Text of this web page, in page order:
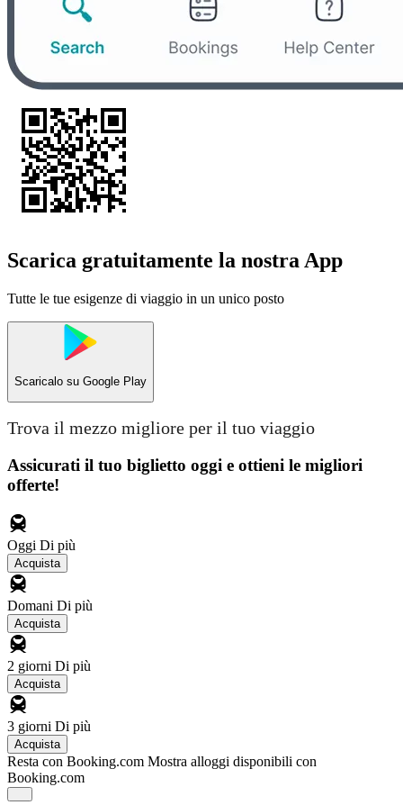
Scarica gratuitamente la nostra App
Tutte le tue esigenze di viaggio in un unico posto
Scaricalo su Google Play
Trova il mezzo migliore per il tuo viaggio
Assicurati il ​​tuo biglietto oggi e ottieni le migliori
offerte!
Oggi Di più
Acquista
Domani Di più
Acquista
2 giorni Di più
Acquista
3 giorni Di più
Acquista
Resta con Booking.com Mostra alloggi disponibili con
Booking.com